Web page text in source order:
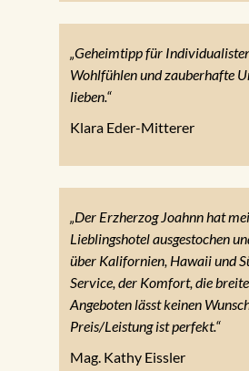
„Geheimtipp für
Wohlfühlen und zauberhafte
lieben.“
Klara Eder-Mitterer
„Der Erzherzog Joahnn hat
Lieblingshotel ausgestochen
über Kalifornien, Hawaii und
Service, der Komfort, die
Angeboten lässt keinen
Preis/Leistung ist perfekt.“
Mag. Kathy Eissler